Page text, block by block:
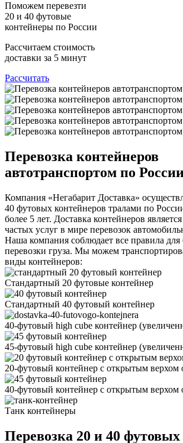
Поможем перевезти
20 и 40 футовые
контейнеры по России
Рассчитаем стоимость
доставки за 5 минут
Рассчитать
Перевозка контейнеров
автотранспортом по
Компания «Негабарит Доставка»
40 футовых контейнеров тралами по
более 5 лет. Доставка контейнеров
частых услуг в мире перевозок
Наша компания соблюдает все правила для
перевозки груза. Мы можем
виды контейнеров:
Стандартный 20 футовые контейнер
Стандартный 40 футовый контейнер
40-футовый high cube контейнер
45-футовый high cube контейнер
20-футовый контейнер с открытым верхом
40-футовый контейнер с открытым верхом
Танк контейнеры
Перевозка 20 и 40